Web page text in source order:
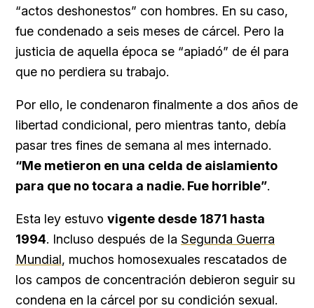
“actos deshonestos” con hombres. En su caso,
fue condenado a seis meses de cárcel. Pero la
justicia de aquella época se “apiadó” de él para
que no perdiera su trabajo.
Por ello, le condenaron finalmente a dos años de
libertad condicional, pero mientras tanto, debía
pasar tres fines de semana al mes internado.
“Me metieron en una celda de aislamiento
para que no tocara a nadie. Fue horrible”.
Esta ley estuvo vigente desde 1871 hasta
1994. Incluso después de la Segunda Guerra
Mundial, muchos homosexuales rescatados de
los campos de concentración debieron seguir su
condena en la cárcel por su condición sexual.